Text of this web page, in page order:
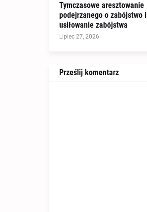
Tymczasowe aresztowanie
podejrzanego o zabójstwo i
usiłowanie zabójstwa
Lipiec 27, 2026
Prześlij komentarz